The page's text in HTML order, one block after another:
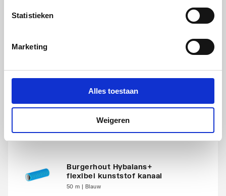
Statistieken
Marketing
Alles toestaan
Weigeren
artikel: 1488052
0188218
Burgerhout Hybalans+
flexibel kunststof kanaal
50 m | Blauw